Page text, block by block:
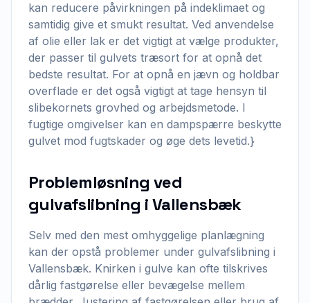
kan reducere påvirkningen på indeklimaet og
samtidig give et smukt resultat. Ved anvendelse
af olie eller lak er det vigtigt at vælge produkter,
der passer til gulvets træsort for at opnå det
bedste resultat. For at opnå en jævn og holdbar
overflade er det også vigtigt at tage hensyn til
slibekornets grovhed og arbejdsmetode. I
fugtige omgivelser kan en dampspærre beskytte
gulvet mod fugtskader og øge dets levetid.}
Problemløsning ved
gulvafslibning i Vallensbæk
Selv med den mest omhyggelige planlægning
kan der opstå problemer under gulvafslibning i
Vallensbæk. Knirken i gulve kan ofte tilskrives
dårlig fastgørelse eller bevægelse mellem